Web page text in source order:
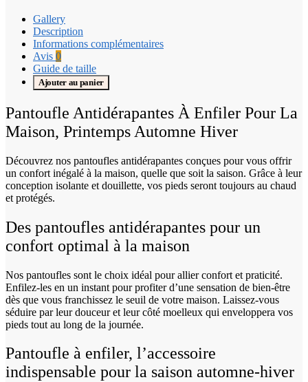
Gallery
Description
Informations complémentaires
Avis 0
Guide de taille
Ajouter au panier
Pantoufle Antidérapantes À Enfiler Pour La
Maison, Printemps Automne Hiver
Découvrez nos pantoufles antidérapantes conçues pour vous offrir
un confort inégalé à la maison, quelle que soit la saison. Grâce à leur
conception isolante et douillette, vos pieds seront toujours au chaud
et protégés.
Des pantoufles antidérapantes pour un
confort optimal à la maison
Nos pantoufles sont le choix idéal pour allier confort et praticité.
Enfilez-les en un instant pour profiter d’une sensation de bien-être
dès que vous franchissez le seuil de votre maison. Laissez-vous
séduire par leur douceur et leur côté moelleux qui enveloppera vos
pieds tout au long de la journée.
Pantoufle à enfiler, l’accessoire
indispensable pour la saison automne-hiver